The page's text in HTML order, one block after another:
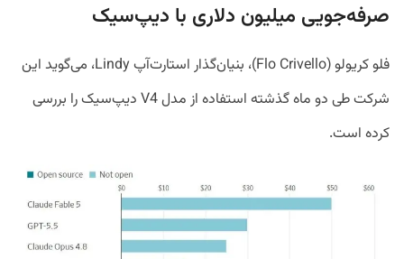
صرفه‌جویی میلیون دلاری با دیپ‌سیک
فلو کریولو (Flo Crivello)، بنیان‌گذار استارت‌آپ Lindy، می‌گوید این
شرکت طی دو ماه گذشته استفاده از مدل V4 دیپ‌سیک را بررسی
کرده است.